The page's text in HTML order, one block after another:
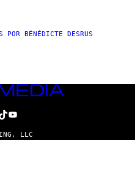
POR BÉNÉDICTE DESRUS
YOUTUBE
LLC